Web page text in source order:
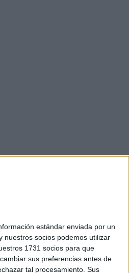
estándar enviada por un
nuestros socios podemos utilizar
1731 socios para que
sus preferencias antes de
tal procesamiento. Sus